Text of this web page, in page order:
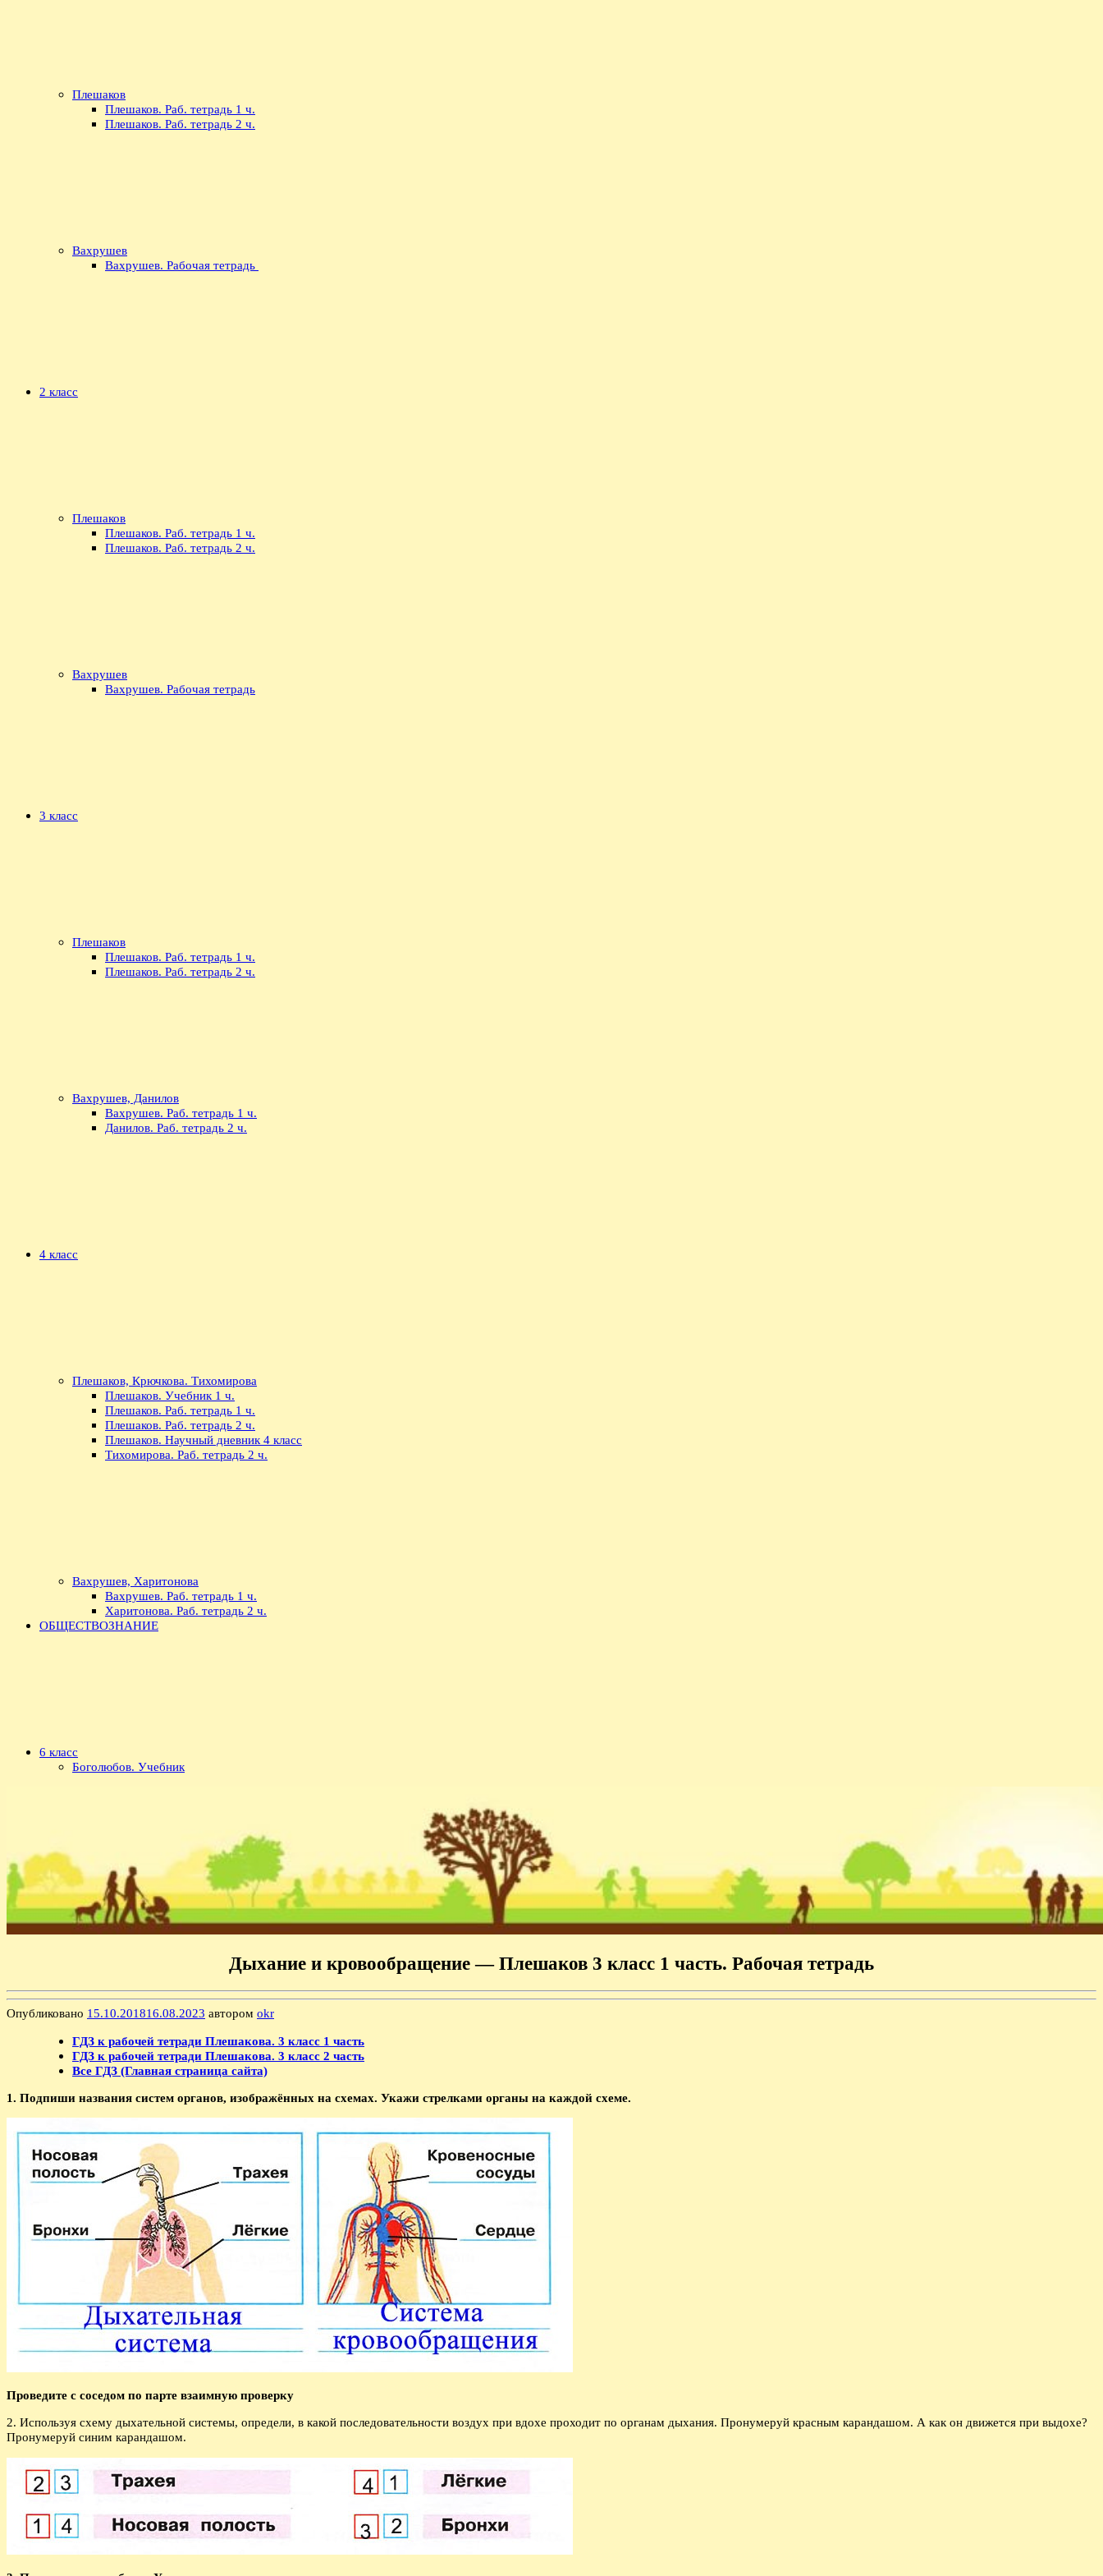
Плешаков
Плешаков. Раб. тетрадь 1 ч.
Плешаков. Раб. тетрадь 2 ч.
Вахрушев
Вахрушев. Рабочая тетрадь
2 класс
Плешаков
Плешаков. Раб. тетрадь 1 ч.
Плешаков. Раб. тетрадь 2 ч.
Вахрушев
Вахрушев. Рабочая тетрадь
3 класс
Плешаков
Плешаков. Раб. тетрадь 1 ч.
Плешаков. Раб. тетрадь 2 ч.
Вахрушев, Данилов
Вахрушев. Раб. тетрадь 1 ч.
Данилов. Раб. тетрадь 2 ч.
4 класс
Плешаков, Крючкова. Тихомирова
Плешаков. Учебник 1 ч.
Плешаков. Раб. тетрадь 1 ч.
Плешаков. Раб. тетрадь 2 ч.
Плешаков. Научный дневник 4 класс
Тихомирова. Раб. тетрадь 2 ч.
Вахрушев, Харитонова
Вахрушев. Раб. тетрадь 1 ч.
Харитонова. Раб. тетрадь 2 ч.
ОБЩЕСТВОЗНАНИЕ
6 класс
Боголюбов. Учебник
Дыхание и кровообращение — Плешаков 3 класс 1 часть. Рабочая тетрадь
Опубликовано 15.10.201816.08.2023 автором okr
ГДЗ к рабочей тетради Плешакова. 3 класс 1 часть
ГДЗ к рабочей тетради Плешакова. 3 класс 2 часть
Все ГДЗ (Главная страница сайта)
1. Подпиши названия систем органов, изображённых на схемах. Укажи стрелками органы на каждой схеме.
Проведите с соседом по парте взаимную проверку
2. Используя схему дыхательной системы, определи, в какой последовательности воздух при вдохе проходит по органам дыхания. Пронумеруй красным карандашом. А как он движется при выдохе?
Пронумеруй синим карандашом.